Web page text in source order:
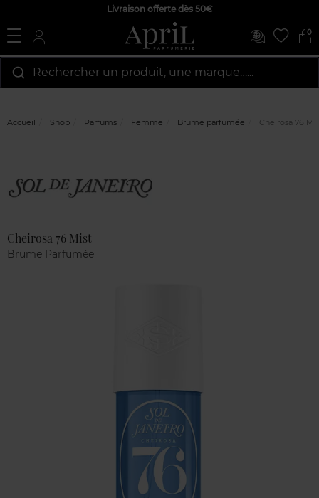
Livraison offerte dès 50€
0
Rechercher un produit, une marque…...
Accueil Shop Parfums Femme Brume parfumée Cheirosa 76
Cheirosa 76 Mist
Brume Parfumée